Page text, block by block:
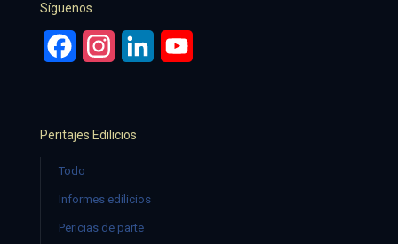
Síguenos
FacebookInstagramLinkedIn
Peritajes Edilicios
Todo
Informes edilicios
Pericias de parte